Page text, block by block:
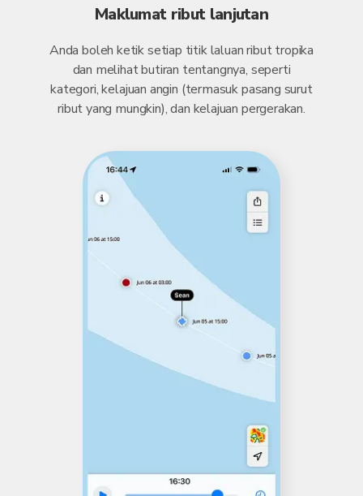
Maklumat ribut lanjutan
Anda boleh ketik setiap titik laluan ribut tropika
dan melihat butiran tentangnya, seperti
kategori, kelajuan angin (termasuk pasang surut
ribut yang mungkin), dan kelajuan pergerakan.